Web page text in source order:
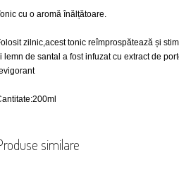
cu o aromă înălțătoare.
zilnic,acest tonic reîmprospătează și
lemn de santal a fost infuzat cu extract de
similare